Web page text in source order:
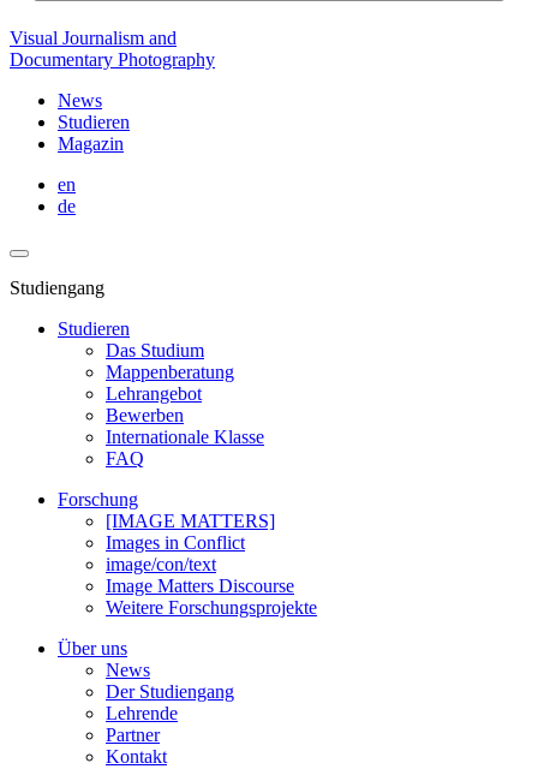
Visual Journalism and
Documentary Photography
News
Studieren
Magazin
en
de
Studiengang
Studieren
Das Studium
Mappenberatung
Lehrangebot
Bewerben
Internationale Klasse
FAQ
Forschung
[IMAGE MATTERS]
Images in Conflict
image/con/text
Image Matters Discourse
Weitere Forschungsprojekte
Über uns
News
Der Studiengang
Lehrende
Partner
Kontakt